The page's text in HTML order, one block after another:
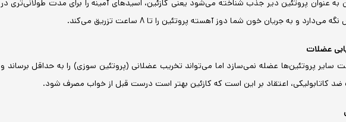
به عنوان پروتئین دیر جذب شناخته می‌شود یعنی کازئین، اسیدهای آمینه را برای مدت طولانی‌تری در
می‌دارد و به جریان خون شما دوز آهسته پروتئین را تا 8 ساعت تزریق می‌کند.
عضلات
سایر پروتئین‌ها عضله نمی‌سازد اما می‌تواند تخریب عضلانی (پروتئین سوزی) را به حداقل برساند و
کاتابولیکی، اعتقاد بر این است که کازئین بهتر است درست قبل از خواب مصرف شود.